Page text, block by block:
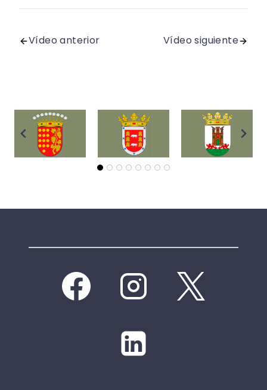
Vídeo anterior Vídeo siguiente